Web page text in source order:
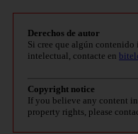
Derechos de autor
Si cree que algún
intelectual, contacte en
Copyright notice
If you believe any content
property rights, please